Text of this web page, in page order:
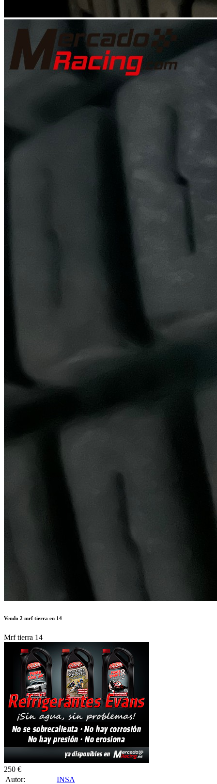
250 €
INSA
Publicado en:
Neumáticos de Competición /
Publicado el:
03-Jul-2026 22:20
Referencia:
766109
Visualizaciones:
212
Provincia:
Guipúzcoa
Pais:
España
Teléfono:
+34607540728
Tag:
T-Shirt ,Women, Top
Vendo 2 Neumaticos MRF de tierra en 14 con llantas de saxo vts.
Buen estado. 185/60/14
0 CONSULTAS RECIBIDAS.